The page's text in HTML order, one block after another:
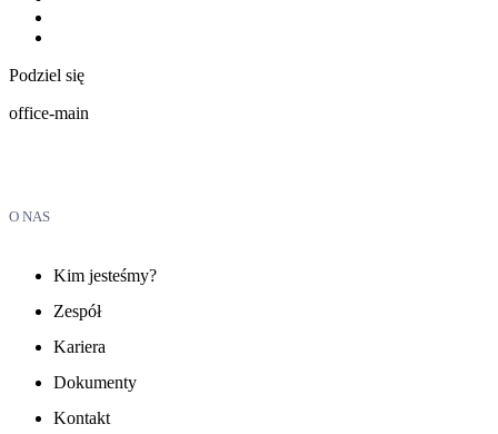
Podziel się
office-main
O NAS
Kim jesteśmy?
Zespół
Kariera
Dokumenty
Kontakt